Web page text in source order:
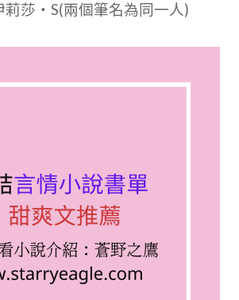
莎・S(兩個筆名為同一人)